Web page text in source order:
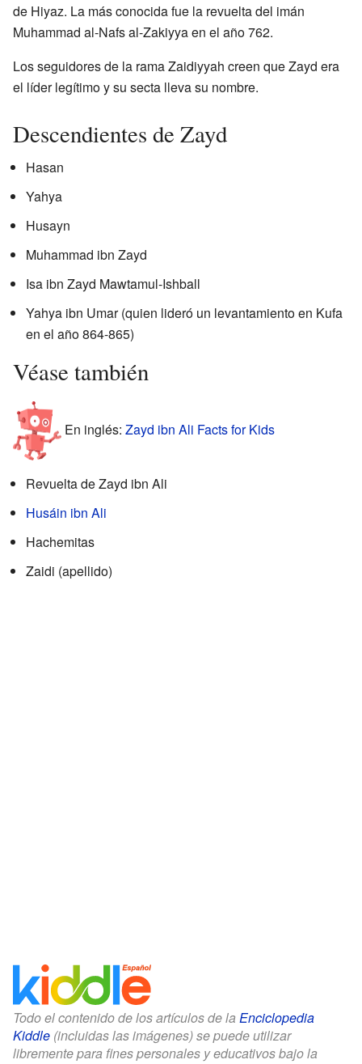
de Hiyaz. La más conocida fue la revuelta del imán
Muhammad al-Nafs al-Zakiyya en el año 762.
Los seguidores de la rama Zaidiyyah creen que Zayd era
el líder legítimo y su secta lleva su nombre.
Descendientes de Zayd
Hasan
Yahya
Husayn
Muhammad ibn Zayd
Isa ibn Zayd Mawtamul-Ishball
Yahya ibn Umar (quien lideró un levantamiento en Kufa
en el año 864-865)
Véase también
En inglés: Zayd ibn Ali Facts for Kids
Revuelta de Zayd ibn Ali
Husáin ibn Ali
Hachemitas
Zaidi (apellido)
Todo el contenido de los artículos de la Enciclopedia
Kiddle (incluidas las imágenes) se puede utilizar
libremente para fines personales y educativos bajo la